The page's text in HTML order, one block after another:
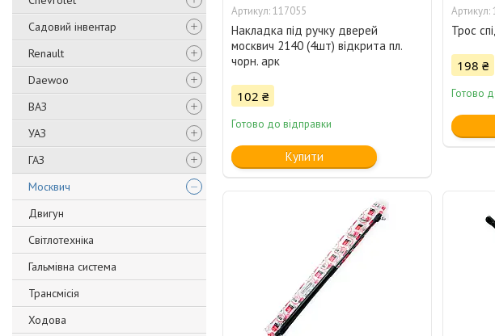
Садовий інвентар
Renault
Daewoo
ВАЗ
УАЗ
ГАЗ
Москвич
Двигун
Світлотехніка
Гальмівна система
Трансмісія
Ходова
117055
Накладка під ручку дверей
москвич 2140 (4шт) відкрита пл.
чорн. арк
102 ₴
Готово до відправки
Купити
Трос
198 ₴
Готово